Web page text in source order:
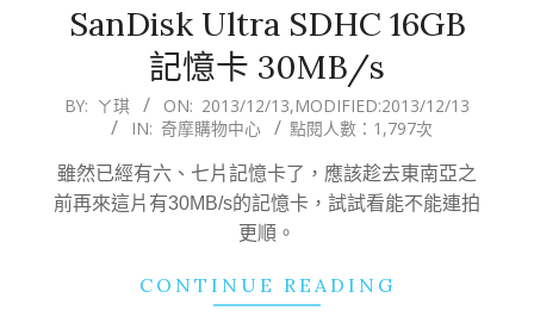
SanDisk Ultra SDHC 16GB
記憶卡 30MB/s
2013-
13
BY: ㄚ琪 ON: 2013/12/13,MODIFIED:2013/12/13
IN: 奇摩購物中心 點閱人數：1,797次
雖然已經有六、七片記憶卡了，應該趁去東南亞之
前再來這片有30MB/s的記憶卡，試試看能不能連拍
更順。
CONTINUE READING